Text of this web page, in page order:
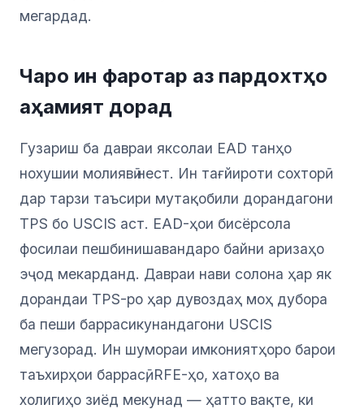
мегардад.
Чаро ин фаротар аз пардохтҳо
аҳамият дорад
Гузариш ба давраи яксолаи EAD танҳо
нохушии молиявӣ нест. Ин тағйироти сохторӣ
дар тарзи таъсири мутақобили дорандагони
TPS бо USCIS аст. EAD-ҳои бисёрсола
фосилаи пешбинишавандаро байни аризаҳо
эҷод мекарданд. Давраи нави солона ҳар як
дорандаи TPS-ро ҳар дувоздаҳ моҳ дубора
ба пеши баррасикунандагони USCIS
мегузорад. Ин шумораи имкониятҳоро барои
таъхирҳои баррасӣ, RFE-ҳо, хатоҳо ва
холигиҳо зиёд мекунад — ҳатто вақте, ки